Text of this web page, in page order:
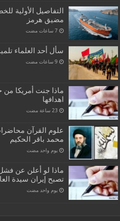
التفاصيل الأولية
مضيق هرمز
سأل أحد العلماء
ماذا جنت أمريكا
اهدافها
علوم القرآن
محمد باقر الحكيم
‏يوم واحد مضت
ماذا لو أعلن عن
تصبح إيران سيدة
‏يوم واحد مضت